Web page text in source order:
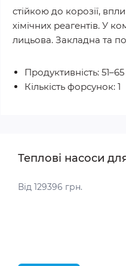
стійкою до корозії,
хімічних реагентів. У
лицьова. Закладна та
Продуктивність:
Кількість форсунок: 1
Теплові насоси
Від 129396 грн.